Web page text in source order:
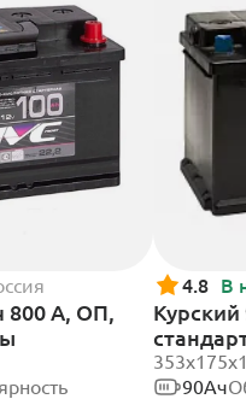
800 А, ОП,
4.8 В
90Ач